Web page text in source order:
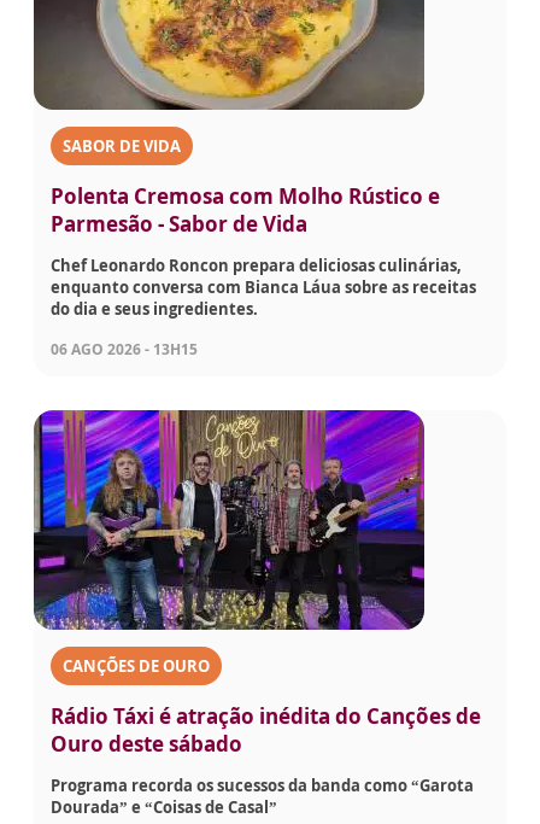
SABOR DE VIDA
Polenta Cremosa com Molho Rústico e
Parmesão - Sabor de Vida
Chef Leonardo Roncon prepara deliciosas culinárias,
enquanto conversa com Bianca Láua sobre as receitas
do dia e seus ingredientes.
06 AGO 2026 - 13H15
CANÇÕES DE OURO
Rádio Táxi é atração inédita do Canções de
Ouro deste sábado
Programa recorda os sucessos da banda como “Garota
Dourada” e “Coisas de Casal”